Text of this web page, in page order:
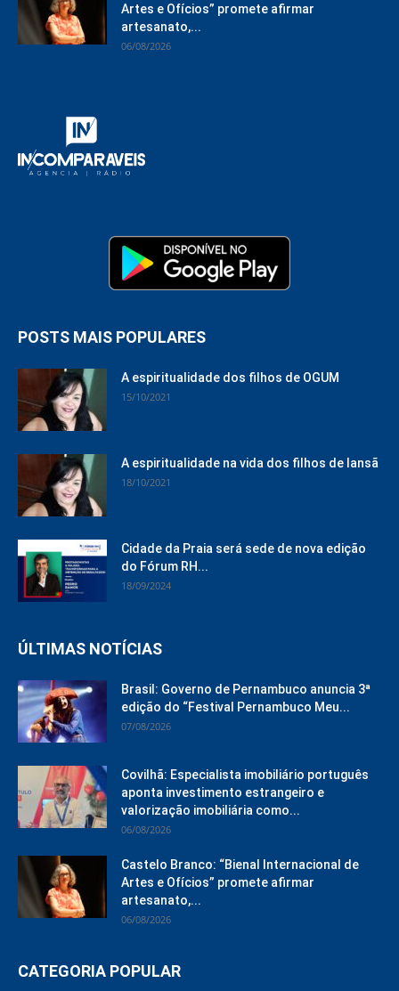
Artes e Ofícios” promete afirmar
artesanato,...
06/08/2026
POSTS MAIS POPULARES
A espiritualidade dos filhos de OGUM
15/10/2021
A espiritualidade na vida dos filhos de Iansã
18/10/2021
Cidade da Praia será sede de nova edição
do Fórum RH...
18/09/2024
ÚLTIMAS NOTÍCIAS
Brasil: Governo de Pernambuco anuncia 3ª
edição do “Festival Pernambuco Meu...
07/08/2026
Covilhã: Especialista imobiliário português
aponta investimento estrangeiro e
valorização imobiliária como...
06/08/2026
Castelo Branco: “Bienal Internacional de
Artes e Ofícios” promete afirmar
artesanato,...
06/08/2026
CATEGORIA POPULAR